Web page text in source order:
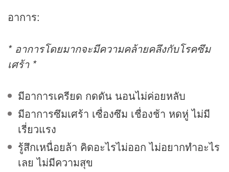
อาการ:
* อาการโดยมากจะมีความคล้ายคลึงกับโรคซึม
เศร้า *
มีอาการเครียด กดดัน นอนไม่ค่อยหลับ
มีอาการซึมเศร้า เซื่องซึม เชื่องช้า หดหู่ ไม่มี
เรี่ยวแรง
รู้สึกเหนื่อยล้า คิดอะไรไม่ออก ไม่อยากทำอะไร
เลย ไม่มีความสุข